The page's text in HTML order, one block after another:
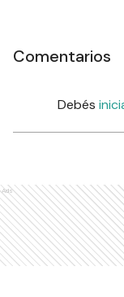
Comentarios
Debés
Ads